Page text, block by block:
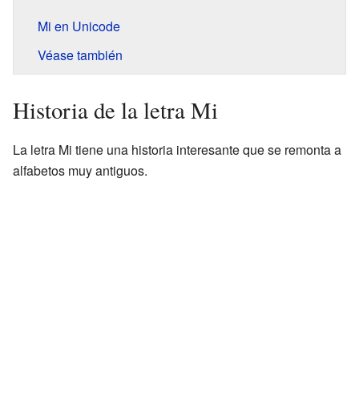
Mi en Unicode
Véase también
Historia de la letra Mi
La letra Mi tiene una historia interesante que se remonta a
alfabetos muy antiguos.